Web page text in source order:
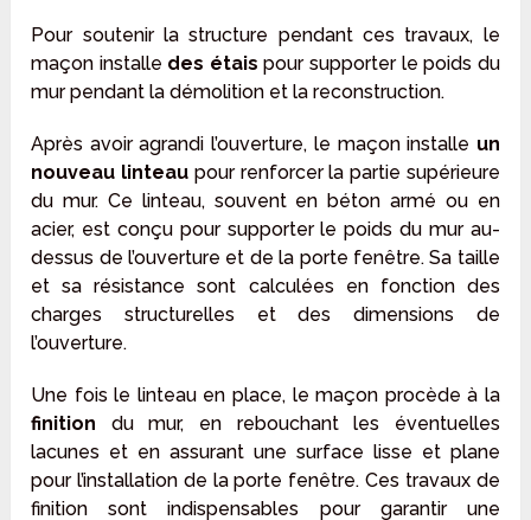
Pour soutenir la structure pendant ces travaux, le
maçon installe des étais pour supporter le poids du
mur pendant la démolition et la reconstruction.
Après avoir agrandi l’ouverture, le maçon installe un
nouveau linteaupour renforcer la partie supérieure
du mur. Ce linteau, souvent en béton armé ou en
acier, est conçu pour supporter le poids du mur au-
dessus de l’ouverture et de la porte fenêtre. Sa taille
et sa résistance sont calculées en fonction des
charges structurelles et des dimensions de
l’ouverture.
Une fois le linteau en place, le maçon procède à la
finition du mur, en rebouchant les éventuelles
lacunes et en assurant une surface lisse et plane
pour l’installation de la porte fenêtre. Ces travaux de
finition sont indispensables pour garantir une